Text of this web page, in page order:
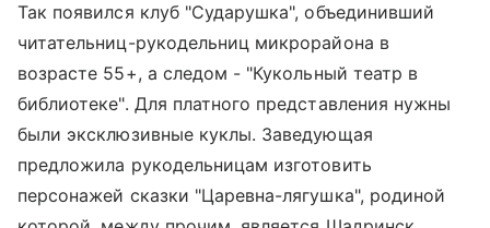
Так появился клуб "Сударушка", объединивший
читательниц-рукодельниц микрорайона в
возрасте 55+, а следом - "Кукольный театр в
библиотеке". Для платного представления нужны
были эксклюзивные куклы. Заведующая
предложила рукодельницам изготовить
персонажей сказки "Царевна-лягушка", родиной